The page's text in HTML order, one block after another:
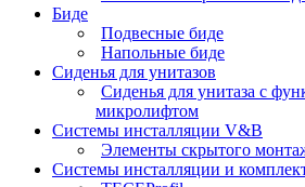
Биде
Подвесные биде
Напольные биде
Сиденья для унитазов
Сиденья для унитаза с
микролифтом
Системы инсталляции V&B
Элементы скрытого
Системы инсталляции и